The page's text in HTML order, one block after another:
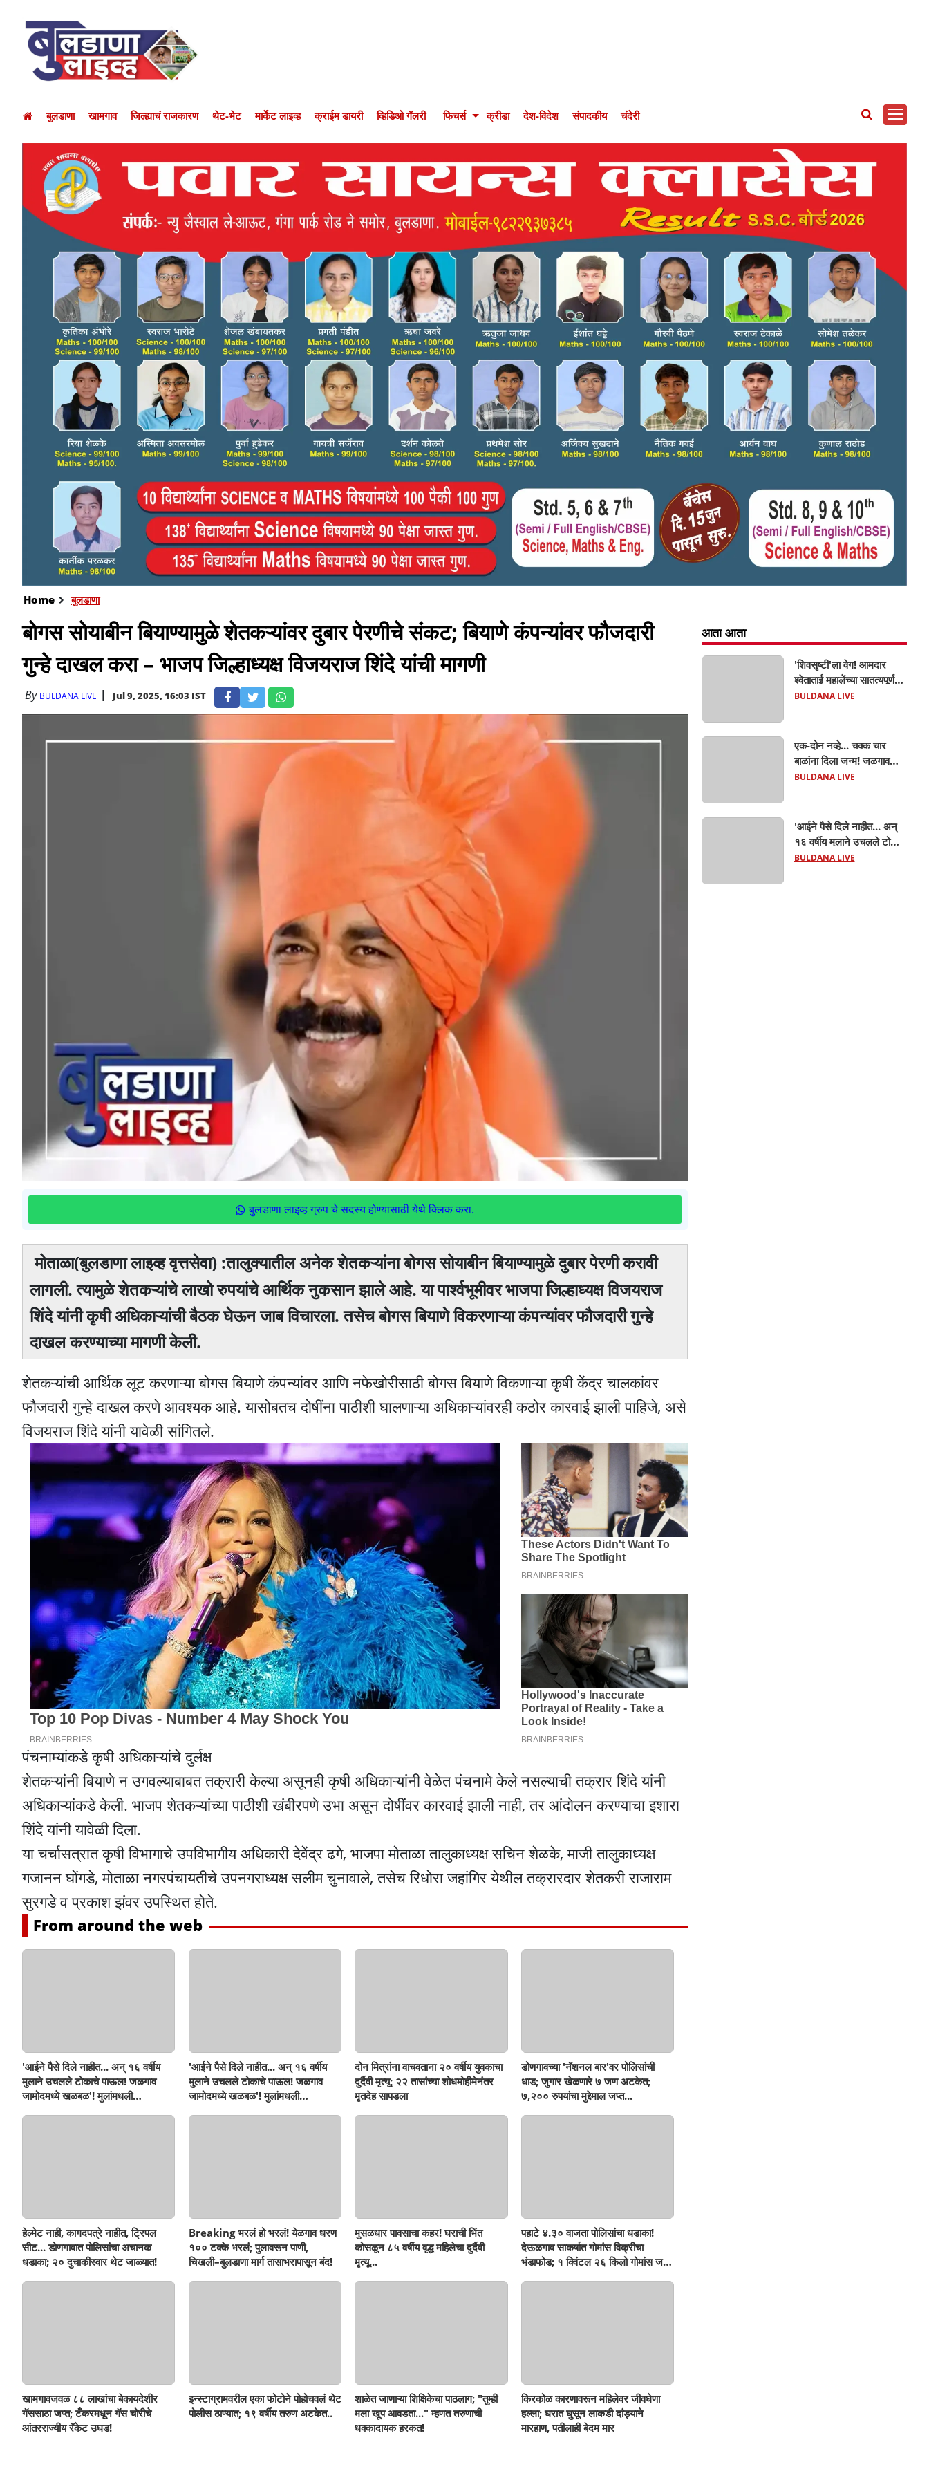
बुलडाणा खामगाव जिल्ह्याचं राजकारण थेट-भेट मार्केट लाइव्ह क्राईम डायरी व्हिडिओ गॅलरी फिचर्स क्रीडा देश-विदेश संपादकीय चंदेरी
Home बुलडाणा
बोगस साेयाबीन बियाण्यामुळे शेतकऱ्यांवर दुबार पेरणीचे संकट; बियाणे कंपन्यांवर फौजदारी
गुन्हे दाखल करा – भाजप जिल्हाध्यक्ष विजयराज शिंदे यांची मागणी
By BULDANA LIVE Jul 9, 2025, 16:03 IST
बुलडाणा लाइव्ह ग्रुप चे सदस्य होण्यासाठी येथे क्लिक करा.
मोताळा(बुलडाणा लाइव्ह वृत्तसेवा) :तालुक्यातील अनेक शेतकऱ्यांना बोगस सोयाबीन बियाण्यामुळे दुबार पेरणी करावी
लागली. त्यामुळे शेतकऱ्यांचे लाखो रुपयांचे आर्थिक नुकसान झाले आहे. या पार्श्वभूमीवर भाजपा जिल्हाध्यक्ष विजयराज
शिंदे यांनी कृषी अधिकाऱ्यांची बैठक घेऊन जाब विचारला. तसेच बाेगस बियाणे विकरणाऱ्या कंपन्यांवर फाैजदारी गुन्हे
दाखल करण्याच्या मागणी केली.
शेतकऱ्यांची आर्थिक लूट करणाऱ्या बोगस बियाणे कंपन्यांवर आणि नफेखोरीसाठी बोगस बियाणे विकणाऱ्या कृषी केंद्र चालकांवर
फौजदारी गुन्हे दाखल करणे आवश्यक आहे. यासोबतच दोषींना पाठीशी घालणाऱ्या अधिकाऱ्यांवरही कठोर कारवाई झाली पाहिजे, असे
विजयराज शिंदे यांनी यावेळी सांगितले.
पंचनाम्यांकडे कृषी अधिकाऱ्यांचे दुर्लक्ष
शेतकऱ्यांनी बियाणे न उगवल्याबाबत तक्रारी केल्या असूनही कृषी अधिकाऱ्यांनी वेळेत पंचनामे केले नसल्याची तक्रार शिंदे यांनी
अधिकाऱ्यांकडे केली. भाजप शेतकऱ्यांच्या पाठीशी खंबीरपणे उभा असून दोषींवर कारवाई झाली नाही, तर आंदाेलन करण्याचा इशारा
शिंदे यांनी यावेळी दिला.
या चर्चासत्रात कृषी विभागाचे उपविभागीय अधिकारी देवेंद्र ढगे, भाजपा मोताळा तालुकाध्यक्ष सचिन शेळके, माजी तालुकाध्यक्ष
गजानन घोंगडे, मोताळा नगरपंचायतीचे उपनगराध्यक्ष सलीम चुनावाले, तसेच रिधोरा जहांगिर येथील तक्रारदार शेतकरी राजाराम
सुरगडे व प्रकाश झंवर उपस्थित होते.
From around the web
'आईने पैसे दिले नाहीत... अन् १६ वर्षीय
मुलाने उचलले टोकाचे पाऊल! जळगाव
जामोदमध्ये खळबळ'! मुलांमधली
'आईने पैसे दिले नाहीत... अन् १६ वर्षीय
मुलाने उचलले टोकाचे पाऊल! जळगाव
जामोदमध्ये खळबळ'! मुलांमधली
दोन मित्रांना वाचवताना २० वर्षीय युवकाचा
दुर्दैवी मृत्यू; २२ तासांच्या शोधमोहीमेनंतर
मृतदेह सापडला
डोणगावच्या 'नॅशनल बार'वर पोलिसांची
धाड; जुगार खेळणारे ७ जण अटकेत;
७,२०० रुपयांचा मुद्देमाल जप्त...
हेल्मेट नाही, कागदपत्रे नाहीत, ट्रिपल
सीट... डोणगावात पोलिसांचा अचानक
धडाका; २० दुचाकीस्वार थेट जाळ्यात!
Breaking भरलं हो भरलं! येळगाव धरण
१०० टक्के भरलं; पुलावरून पाणी,
चिखली–बुलडाणा मार्ग तासाभरापासून बंद!
मुसळधार पावसाचा कहर! घराची भिंत
कोसळून ८५ वर्षीय वृद्ध महिलेचा दुर्दैवी
मृत्यू...
पहाटे ४.३० वाजता पोलिसांचा धडाका!
देऊळगाव साकर्षात गोमांस विक्रीचा
भंडाफोड; १ क्विंटल २६ किलो गोमांस जप्त,
खामगावजवळ ८८ लाखांचा बेकायदेशीर
गॅससाठा जप्त; टँकरमधून गॅस चोरीचे
आंतरराज्यीय रॅकेट उघड!
इन्स्टाग्रामवरील एका फोटोने पोहोचवलं थेट
पोलीस ठाण्यात; १९ वर्षीय तरुण अटकेत..
शाळेत जाणाऱ्या शिक्षिकेचा पाठलाग; "तुम्ही
मला खूप आवडता..." म्हणत तरुणाची
धक्कादायक हरकत!
किरकोळ कारणावरून महिलेवर जीवघेणा
हल्ला; घरात घुसून लाकडी दांड्याने
मारहाण, पतीलाही बेदम मार
आता आता
'शिवसृष्टी'ला वेग! आमदार
श्वेताताई महालेंच्या सातत्यपूर्ण
पाठपुराव्याला मोठे यश; चिखलीत
हेरिटेज थीम पार्क',
BULDANA LIVE
एक-दोन नव्हे... चक्क चार
बाळांना दिला जन्म! जळगाव
तालुक्यातील आदिवासी महिलेची
चक्रावले
BULDANA LIVE
'आईने पैसे दिले नाहीत... अन्
१६ वर्षीय मुलाने उचलले टोकाचे
पाऊल! जळगाव जामोदमध्ये
BULDANA LIVE